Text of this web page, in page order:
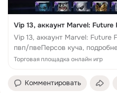
Vip 13, аккаунт Marvel: Future
Vip 13, аккаунт Marvel: Future
пвп/пвеПерсов куча,
1800 рублей.Контакт
Торговая площадка онлайн игр
Комментировать